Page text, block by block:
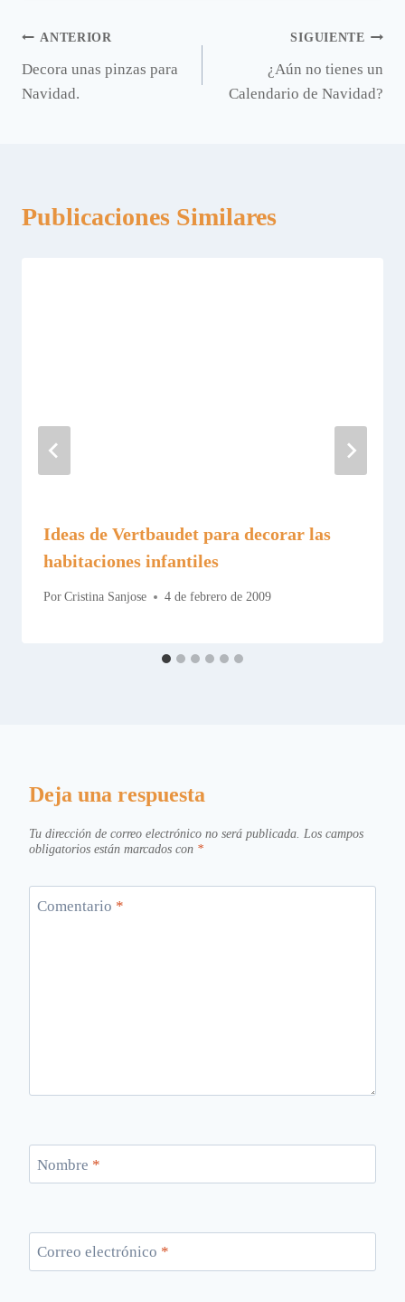
Navegación
de
ANTERIOR
Decora unas pinzas para
Navidad.
SIGUIENTE
¿Aún no tienes un
Calendario de Navidad?
Publicaciones Similares
Ideas de Vertbaudet para decorar las
habitaciones infantiles
Por Cristina Sanjose 4 de febrero de 2009
Deja una respuesta
Tu dirección de correo electrónico no será publicada. Los campos
obligatorios están marcados con *
Comentario *
Nombre *
Correo electrónico *